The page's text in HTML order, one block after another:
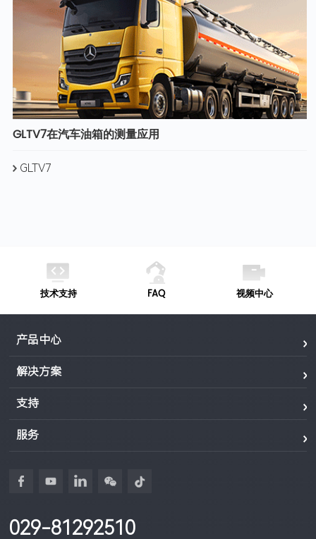
GLTV7在汽车油箱的测量应用
GLTV7
技术支持 FAQ 视频中心
产品中心
解决方案
支持
服务
029-81292510